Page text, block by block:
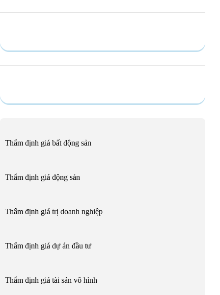
Thẩm định giá bất động sản
Thẩm định giá động sản
Thẩm định giá trị doanh nghiệp
Thẩm định giá dự án đầu tư
Thẩm định giá tài sản vô hình